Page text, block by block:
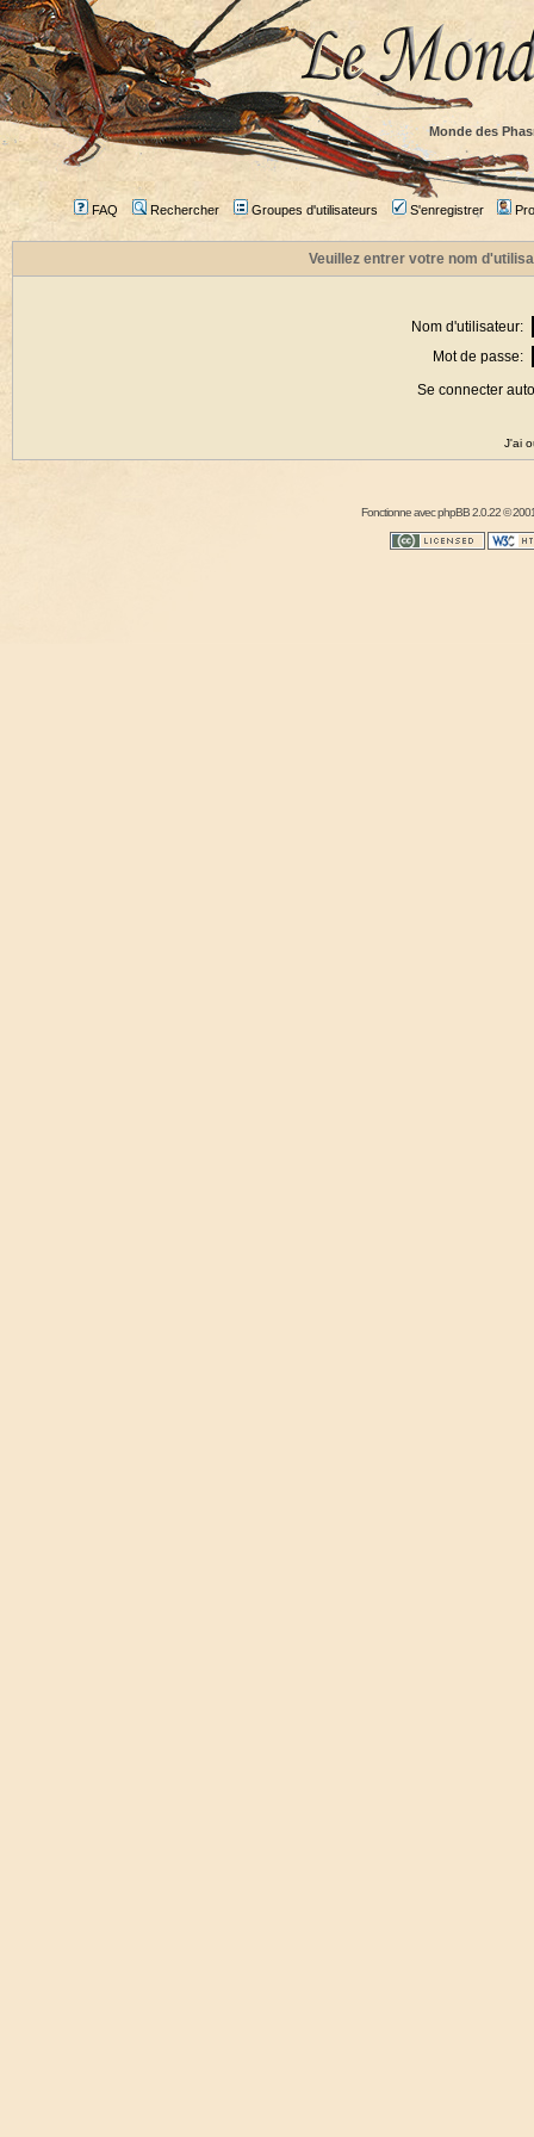
Monde des
FAQ Rechercher Groupes d'utilisateurs S'enregistrer
Veuillez entrer votre nom
Nom d'utilisateur:
Mot de passe:
Se connecter
J'ai
Fonctionne avecphpBB2.0.22 ©